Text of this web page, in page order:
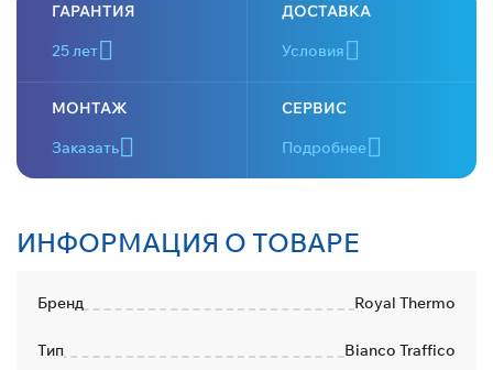
ГАРАНТИЯ
25 лет
ДОСТАВКА
Условия
МОНТАЖ
Заказать
СЕРВИС
Подробнее
ИНФОРМАЦИЯ О ТОВАРЕ
Бренд Royal Thermo
Тип Bianco Traffico